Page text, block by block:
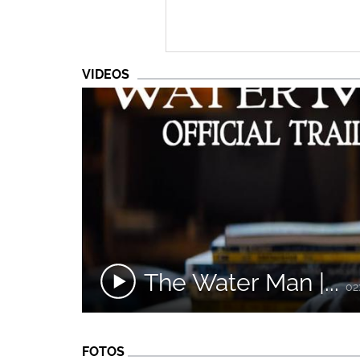
VIDEOS
The Water Man |...
FOTOS